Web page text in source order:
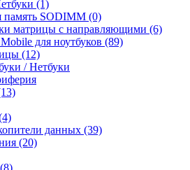
(1)
память SODIMM (0)
матрицы с направляющими (6)
для ноутбуков (89)
(12)
/ Нетбуки
данных (39)
(20)